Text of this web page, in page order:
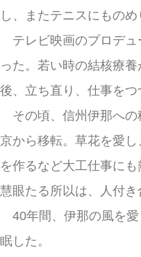
し、またテニスにもの
テレビ映画のプロデュ
った。若い時の結核療
後、立ち直り、仕事を
その頃、信州伊那への
京から移転。草花を愛
を作るなど大工仕事に
慧眼たる所以は、人付
40年間、伊那の風を愛
眠した。